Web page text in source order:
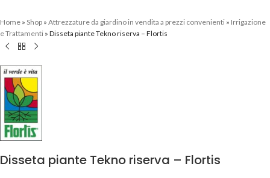
Home » Shop » Attrezzature da giardino in vendita a prezzi convenienti » Irrigazione
e Trattamenti » Disseta piante Tekno riserva – Flortis
Disseta piante Tekno riserva – Flortis